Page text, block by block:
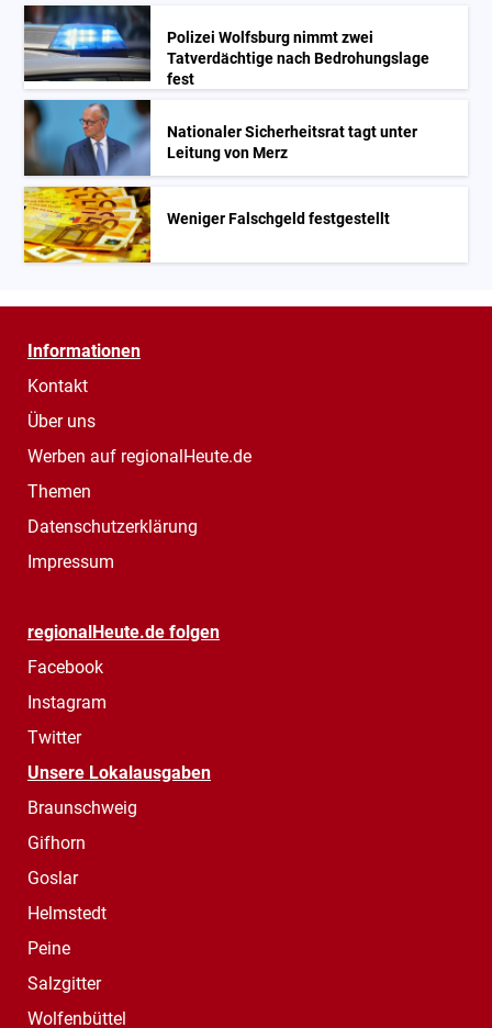
Polizei Wolfsburg nimmt zwei
Tatverdächtige nach Bedrohungslage
fest
Nationaler Sicherheitsrat tagt unter
Leitung von Merz
Weniger Falschgeld festgestellt
Informationen
Kontakt
Über uns
Werben auf regionalHeute.de
Themen
Datenschutzerklärung
Impressum
regionalHeute.de folgen
Facebook
Instagram
Twitter
Unsere Lokalausgaben
Braunschweig
Gifhorn
Goslar
Helmstedt
Peine
Salzgitter
Wolfenbüttel